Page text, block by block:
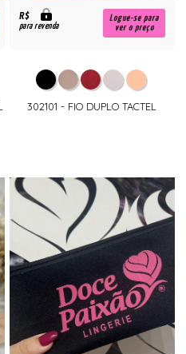
R$
para revenda
Logue-se para
ver o preço
302101 - FIO DUPLO TACTEL